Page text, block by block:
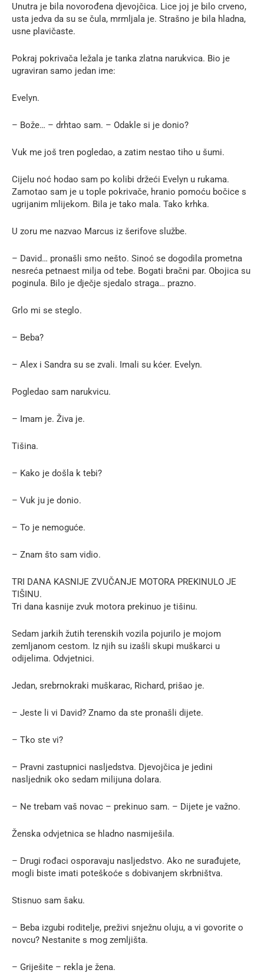
Unutra je bila novorođena djevojčica. Lice joj je bilo crveno,
usta jedva da su se čula, mrmljala je. Strašno je bila hladna,
usne plavičaste.
Pokraj pokrivača ležala je tanka zlatna narukvica. Bio je
ugraviran samo jedan ime:
Evelyn.
– Bože… – drhtao sam. – Odakle si je donio?
Vuk me još tren pogledao, a zatim nestao tiho u šumi.
Cijelu noć hodao sam po kolibi držeći Evelyn u rukama.
Zamotao sam je u tople pokrivače, hranio pomoću bočice s
ugrijanim mlijekom. Bila je tako mala. Tako krhka.
U zoru me nazvao Marcus iz šerifove službe.
– David… pronašli smo nešto. Sinoć se dogodila prometna
nesreća petnaest milja od tebe. Bogati bračni par. Obojica su
poginula. Bilo je dječje sjedalo straga… prazno.
Grlo mi se steglo.
– Beba?
– Alex i Sandra su se zvali. Imali su kćer. Evelyn.
Pogledao sam narukvicu.
– Imam je. Živa je.
Tišina.
– Kako je došla k tebi?
– Vuk ju je donio.
– To je nemoguće.
– Znam što sam vidio.
TRI DANA KASNIJE ZVUČANJE MOTORA PREKINULO JE
TIŠINU.
Tri dana kasnije zvuk motora prekinuo je tišinu.
Sedam jarkih žutih terenskih vozila pojurilo je mojom
zemljanom cestom. Iz njih su izašli skupi muškarci u
odijelima. Odvjetnici.
Jedan, srebrnokraki muškarac, Richard, prišao je.
– Jeste li vi David? Znamo da ste pronašli dijete.
– Tko ste vi?
– Pravni zastupnici nasljedstva. Djevojčica je jedini
nasljednik oko sedam milijuna dolara.
– Ne trebam vaš novac – prekinuo sam. – Dijete je važno.
Ženska odvjetnica se hladno nasmiješila.
– Drugi rođaci osporavaju nasljedstvo. Ako ne surađujete,
mogli biste imati poteškoće s dobivanjem skrbništva.
Stisnuo sam šaku.
– Beba izgubi roditelje, preživi snježnu oluju, a vi govorite o
novcu? Nestanite s mog zemljišta.
– Griješite – rekla je žena.